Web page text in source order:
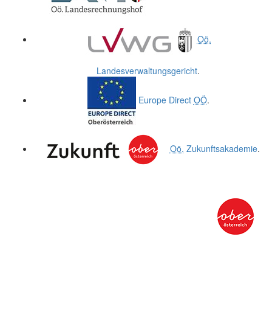
Oö.
Landesverwaltungsgericht.
Europe Direct OÖ.
Oö. Zukunftsakademie.